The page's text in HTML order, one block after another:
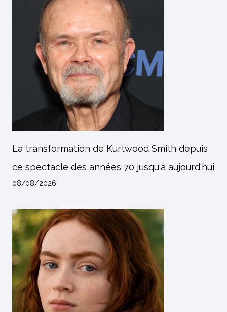
La transformation de Kurtwood Smith depuis
ce spectacle des années 70 jusqu'à aujourd'hui
08/08/2026